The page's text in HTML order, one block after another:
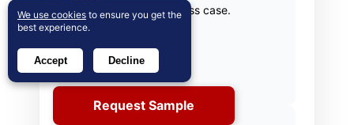
build our business case.
材料科学家
(privacy requested)
Request Sample
We use cookies to ensure you get the
best experience.
Accept Decline